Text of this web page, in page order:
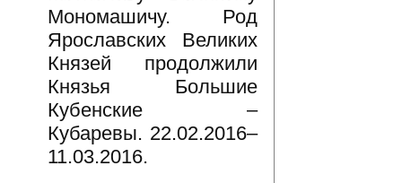
Мономашичу. Род
Ярославских Великих
Князей продолжили
Князья Большие
Кубенские –
Кубаревы. 22.02.2016–
11.03.2016.